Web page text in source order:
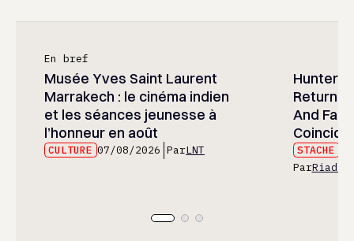
En bref
Musée Yves Saint Laurent
Marrakech : le cinéma indien
et les séances jeunesse à
l’honneur en août
CULTURE 07/08/2026 ParLNT
Hunter
And
STACHE
ParRiad